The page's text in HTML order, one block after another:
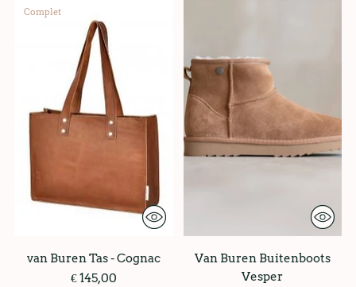
Complet
van Buren Tas - Cognac
€ 145,00
Van Buren Buitenboots
Vesper